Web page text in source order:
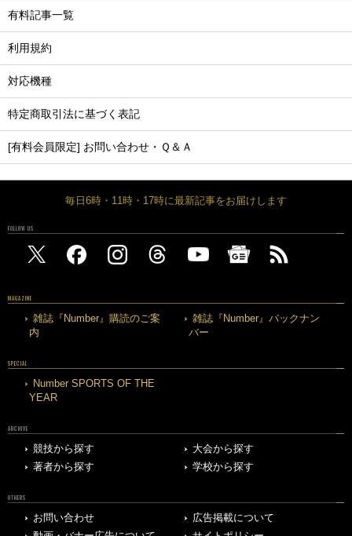
有料記事一覧
利用規約
対応機種
特定商取引法に基づく表記
[有料会員限定] お問い合わせ・Ｑ＆Ａ
毎日6時・11時・17時に最新記事をお届けします
FOLLOW US
MAGAZINE
雑誌『Number』購読のご案
内
雑誌『Number』バックナン
バー
SPECIAL
Number SPORTS OF THE
YEAR
ARCHIVE
競技から探す
大会から探す
著者から探す
学校から探す
OTHERS
お問い合わせ
広告掲載について